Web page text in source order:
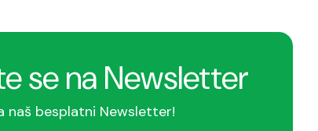
se na Newsletter
naš besplatni Newsletter!